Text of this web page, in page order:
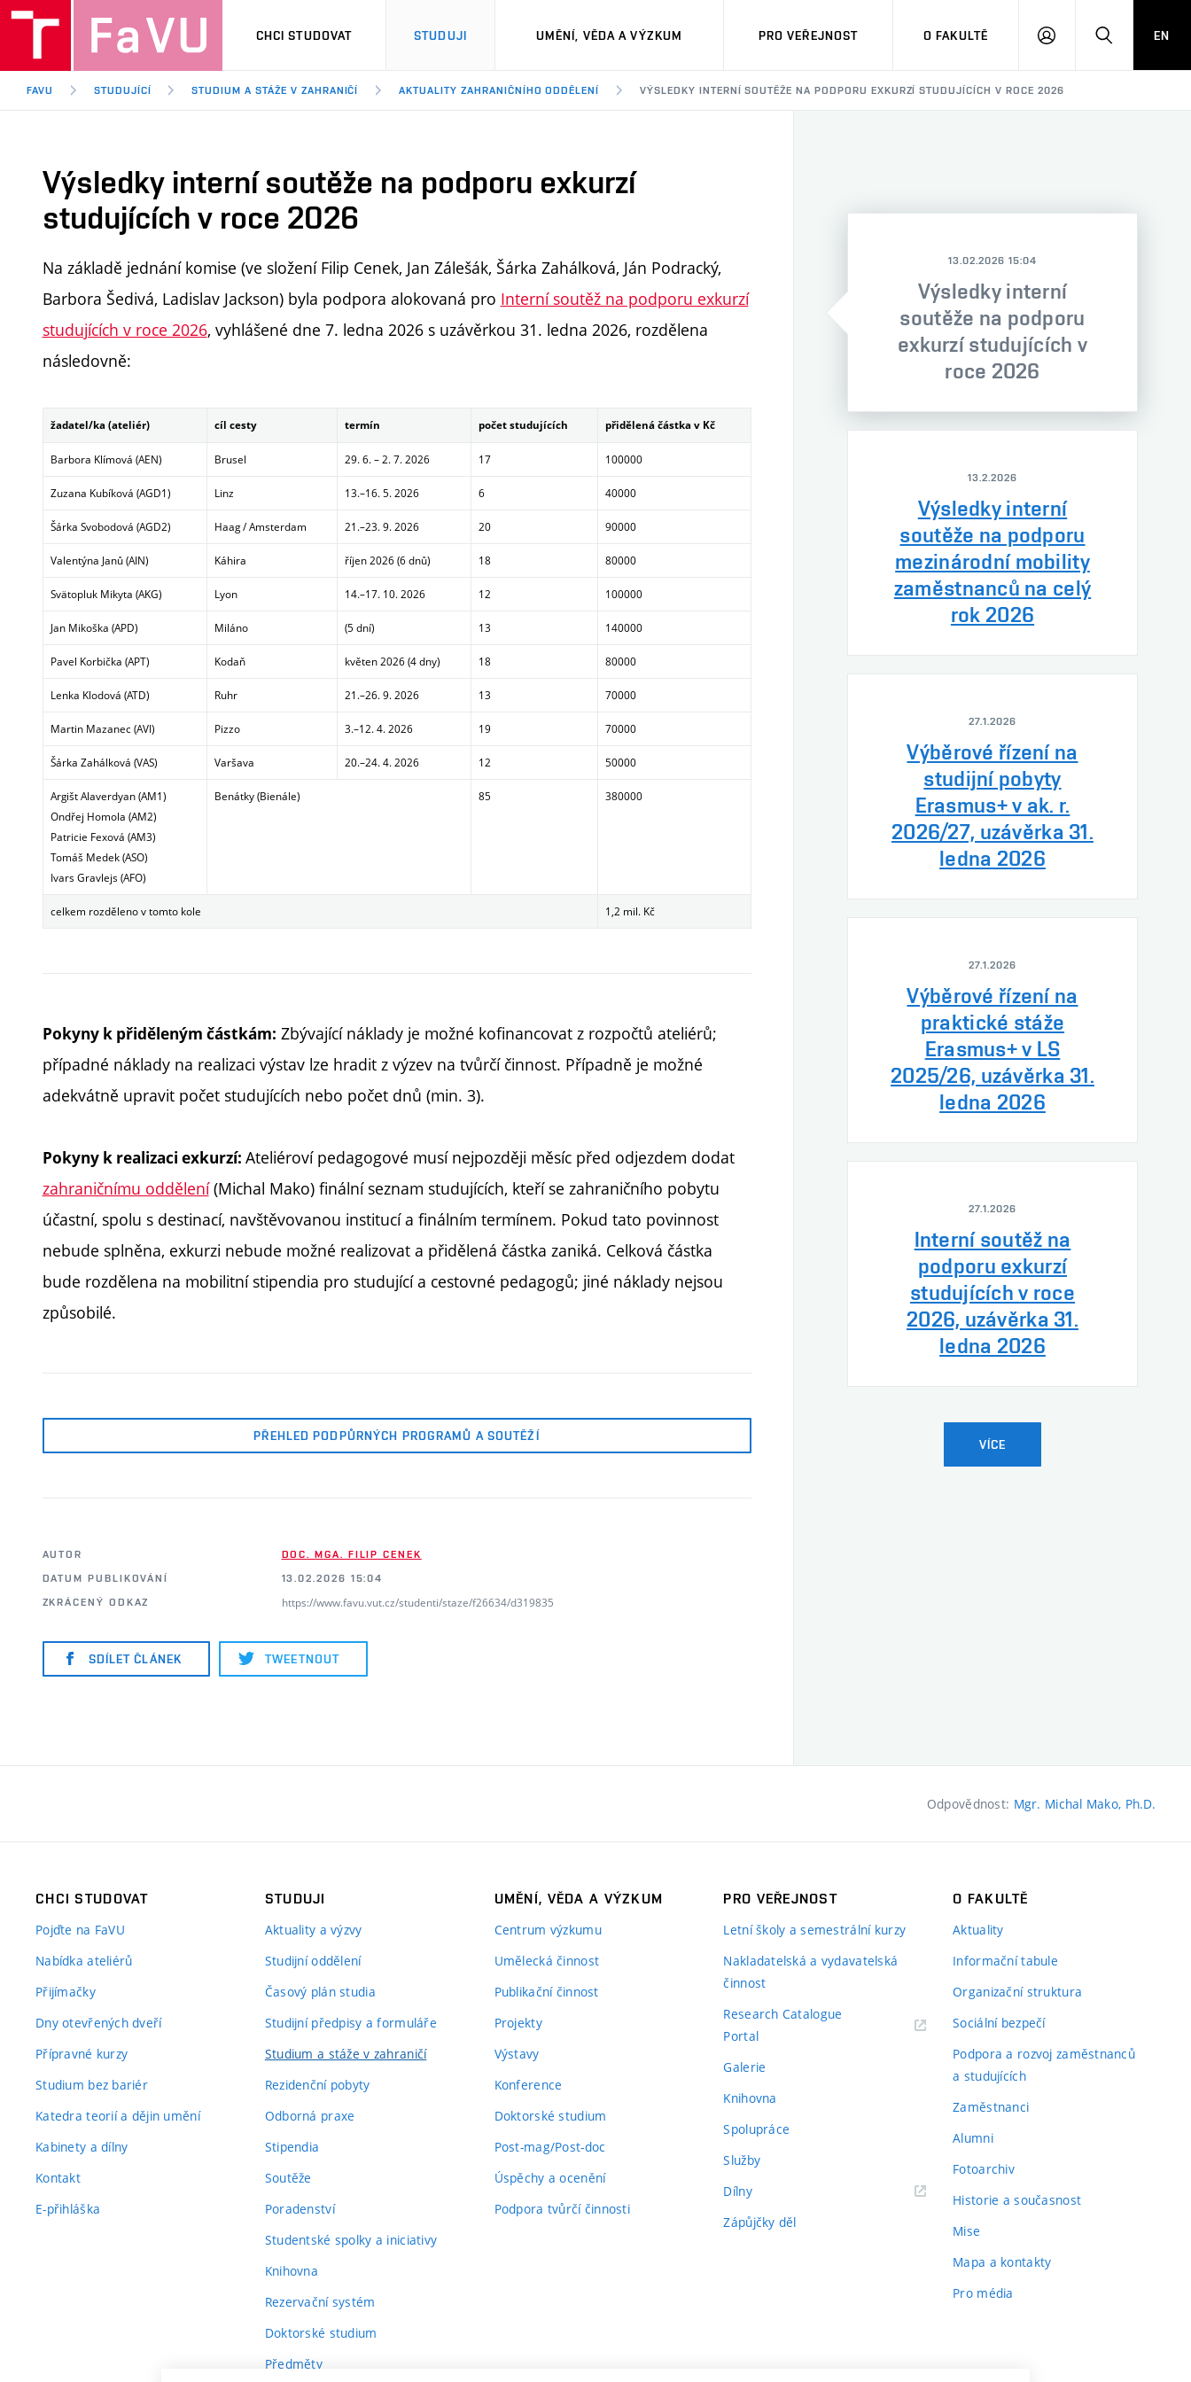
CHCI STUDOVAT STUDUJI UMĚNÍ, VĚDA A VÝZKUM PRO VEŘEJNOST O FAKULTĚ
PŘIHLÁSITHLEDAT
EN
FAVU STUDUJÍCÍ STUDIUM A STÁŽE V ZAHRANIČÍ AKTUALITY ZAHRANIČNÍHO ODDĚLENÍ VÝSLEDKY INTERNÍ SOUTĚŽE NA PODPORU EXKURZÍ STUDUJÍCÍCH V ROCE 2026
Výsledky interní soutěže na podporu exkurzí
studujících v roce 2026
Na základě jednání komise (ve složení Filip Cenek, Jan Zálešák, Šárka Zahálková, Ján Podracký,
Barbora Šedivá, Ladislav Jackson) byla podpora alokovaná pro Interní soutěž na podporu exkurzí
studujících v roce 2026, vyhlášené dne 7. ledna 2026 s uzávěrkou 31. ledna 2026, rozdělena
následovně:
žadatel/ka (ateliér) cíl cesty termín počet studujících přidělená částka v Kč
Barbora Klímová (AEN) Brusel 29. 6. – 2. 7. 2026 17 100000
Zuzana Kubíková (AGD1) Linz 13.–16. 5. 2026 6 40000
Šárka Svobodová (AGD2) Haag / Amsterdam 21.–23. 9. 2026 20 90000
Valentýna Janů (AIN) Káhira říjen 2026 (6 dnů) 18 80000
Svätopluk Mikyta (AKG) Lyon 14.–17. 10. 2026 12 100000
Jan Mikoška (APD) Miláno (5 dní) 13 140000
Pavel Korbička (APT) Kodaň květen 2026 (4 dny) 18 80000
Lenka Klodová (ATD) Ruhr 21.–26. 9. 2026 13 70000
Martin Mazanec (AVI) Pizzo 3.–12. 4. 2026 19 70000
Šárka Zahálková (VAS) Varšava 20.–24. 4. 2026 12 50000
Argišt Alaverdyan (AM1)
Ondřej Homola (AM2)
Patricie Fexová (AM3)
Tomáš Medek (ASO)
Ivars Gravlejs (AFO)
Benátky (Bienále) 85 380000
celkem rozděleno v tomto kole 1,2 mil. Kč
Pokyny k přiděleným částkám: Zbývající náklady je možné kofinancovat z rozpočtů ateliérů;
případné náklady na realizaci výstav lze hradit z výzev na tvůrčí činnost. Případně je možné
adekvátně upravit počet studujících nebo počet dnů (min. 3).
Pokyny k realizaci exkurzí: Ateliéroví pedagogové musí nejpozději měsíc před odjezdem dodat
zahraničnímu oddělení(Michal Mako) finální seznam studujících, kteří se zahraničního pobytu
účastní, spolu s destinací, navštěvovanou institucí a finálním termínem. Pokud tato povinnost
nebude splněna, exkurzi nebude možné realizovat a přidělená částka zaniká. Celková částka
bude rozdělena na mobilitní stipendia pro studující a cestovné pedagogů; jiné náklady nejsou
způsobilé.
PŘEHLED PODPŮRNÝCH PROGRAMŮ A SOUTĚŽÍ
AUTOR
DOC. MGA. FILIP CENEK
DATUM PUBLIKOVÁNÍ
13.02.2026 15:04
ZKRÁCENÝ ODKAZ
https://www.favu.vut.cz/studenti/staze/f26634/d319835
SDÍLET ČLÁNEK TWEETNOUT
13.02.2026 15:04
Výsledky interní
soutěže na podporu
exkurzí studujících v
roce 2026
13.2.2026
Výsledky interní
soutěže na podporu
mezinárodní mobility
zaměstnanců na celý
rok 2026
27.1.2026
Výběrové řízení na
studijní pobyty
Erasmus+ v ak. r.
2026/27, uzávěrka 31.
ledna 2026
27.1.2026
Výběrové řízení na
praktické stáže
Erasmus+ v LS
2025/26, uzávěrka 31.
ledna 2026
27.1.2026
Interní soutěž na
podporu exkurzí
studujících v roce
2026, uzávěrka 31.
ledna 2026
VÍCE
Odpovědnost: Mgr. Michal Mako, Ph.D.
CHCI STUDOVAT
Pojďte na FaVU
Nabídka ateliérů
Přijímačky
Dny otevřených dveří
Přípravné kurzy
Studium bez bariér
Katedra teorií a dějin umění
Kabinety a dílny
Kontakt
E-přihláška
STUDUJI
Aktuality a výzvy
Studijní oddělení
Časový plán studia
Studijní předpisy a formuláře
Studium a stáže v zahraničí
Rezidenční pobyty
Odborná praxe
Stipendia
Soutěže
Poradenství
Studentské spolky a iniciativy
Knihovna
Rezervační systém
Doktorské studium
Předměty
UMĚNÍ, VĚDA A VÝZKUM
Centrum výzkumu
Umělecká činnost
Publikační činnost
Projekty
Výstavy
Konference
Doktorské studium
Post-mag/Post-doc
Úspěchy a ocenění
Podpora tvůrčí činnosti
PRO VEŘEJNOST
Letní školy a semestrální kurzy
Nakladatelská a vydavatelská
činnost
Research Catalogue
Portal
Galerie
Knihovna
Spolupráce
Služby
Dílny
Zápůjčky děl
O FAKULTĚ
Aktuality
Informační tabule
Organizační struktura
Sociální bezpečí
Podpora a rozvoj zaměstnanců
a studujících
Zaměstnanci
Alumni
Fotoarchiv
Historie a současnost
Mise
Mapa a kontakty
Pro média